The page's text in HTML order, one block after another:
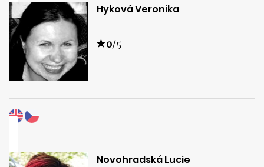
Hyková Veronika
0/5
Novohradská Lucie